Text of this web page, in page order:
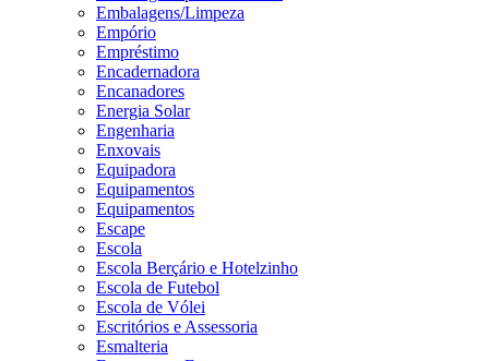
Embalagens/Limpeza
Empório
Empréstimo
Encadernadora
Encanadores
Energia Solar
Engenharia
Enxovais
Equipadora
Equipamentos
Equipamentos
Escape
Escola
Escola Berçário e Hotelzinho
Escola de Futebol
Escola de Vólei
Escritórios e Assessoria
Esmalteria